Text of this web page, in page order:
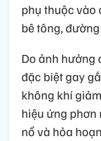
phụ thuộc vào
bê tông,
Do ảnh hưởng
đặc biệt gay
không khí
hiệu ứng phơn
nổ và hỏa